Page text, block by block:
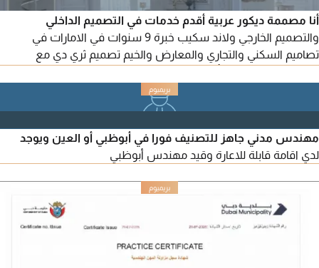
أنا مصممة ديكور عربية أقدم خدمات في التصميم الداخلي
والتصميم الخارجي ولاند سكيب خبرة 9 سنوات في الامارات في
تصاميم السكني والتجاري والمعارض والخيم تصميم ثري دي مع
500 درهم، تصميم غرفة عادية 1000 درهم، تصميم غرفة ماستر أو
مهندس مدني جاهز للتصنيف فورا في أبوظبي أو العين ويوجد
لدي اقامة قابلة للاعارة وقيد مهندس أبوظبي